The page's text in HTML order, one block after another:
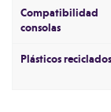
Compatibilidad
consolas
Plásticos reciclados